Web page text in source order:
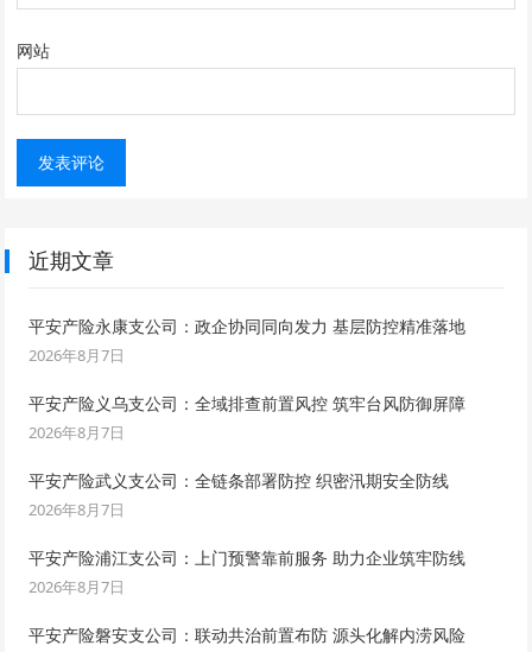
网站
近期文章
平安产险永康支公司：政企协同同向发力 基层防控精准落地
2026年8月7日
平安产险义乌支公司：全域排查前置风控 筑牢台风防御屏障
2026年8月7日
平安产险武义支公司：全链条部署防控 织密汛期安全防线
2026年8月7日
平安产险浦江支公司：上门预警靠前服务 助力企业筑牢防线
2026年8月7日
平安产险磐安支公司：联动共治前置布防 源头化解内涝风险